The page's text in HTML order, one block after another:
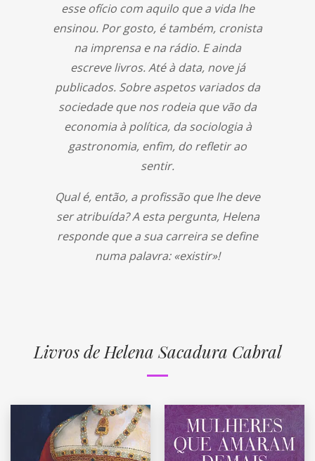
esse ofício com aquilo que a vida lhe
ensinou. Por gosto, é também, cronista
na imprensa e na rádio. E ainda
escreve livros. Até à data, nove já
publicados. Sobre aspetos variados da
sociedade que nos rodeia que vão da
economia à política, da sociologia à
gastronomia, enfim, do refletir ao
sentir.
Qual é, então, a profissão que lhe deve
ser atribuída? A esta pergunta, Helena
responde que a sua carreira se define
numa palavra: «existir»!
Livros de Helena Sacadura Cabral